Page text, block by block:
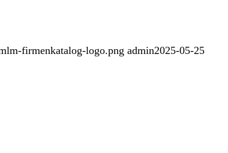
firmenkatalog-logo.png admin2025-05-25